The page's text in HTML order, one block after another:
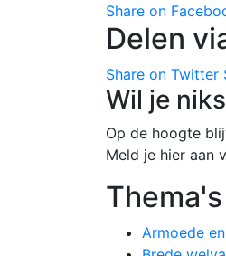
Share on
Delen
Share on Twitter
Wil je
Op de hoogte
Meld je hier aan
Thema's
Armoede